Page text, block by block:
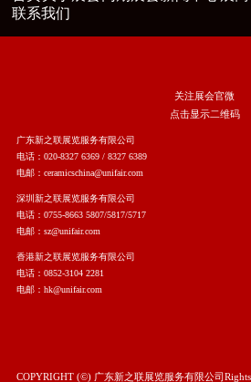
联系我们
关注展会官微
点击显示二维码
广东新之联展览服务有限公司
电话：020-8327 6369 / 8327 6389
电邮：ceramicschina@unifair.com
深圳新之联展览服务有限公司
电话：0755-8663 5807/5817/5717
电邮：sz@unifair.com
香港新之联展览服务有限公司
电话：0852-3104 2281
电邮：hk@unifair.com
COPYRIGHT (©) 广东新之联展览服务有限公司Rights